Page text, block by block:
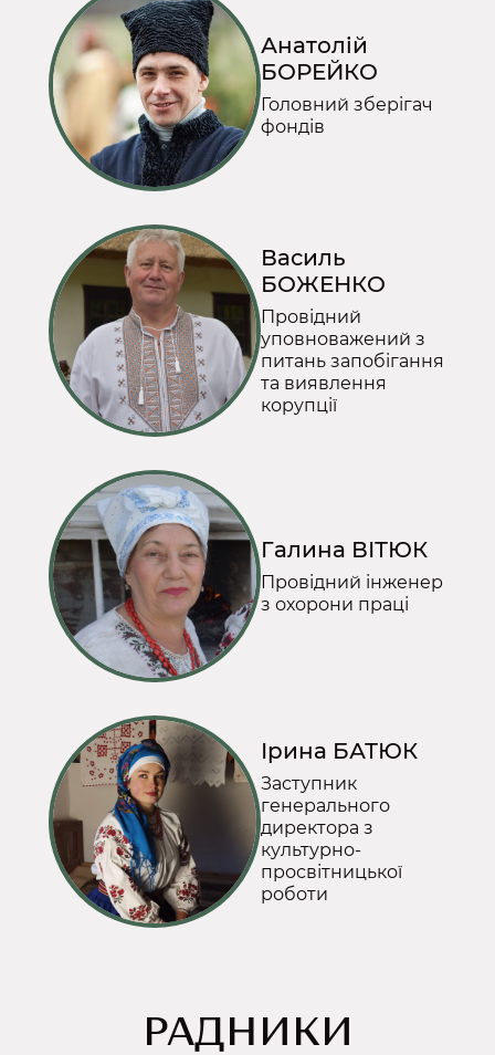
Анатолій
БОРЕЙКО
Головний зберігач
фондів
Василь
БОЖЕНКО
Провідний
уповноважений з
питань запобігання
та виявлення
корупції
Галина ВІТЮК
Провідний інженер
з охорони праці
Ірина БАТЮК
Заступник
генерального
директора з
культурно-
просвітницької
роботи
РАДНИКИ